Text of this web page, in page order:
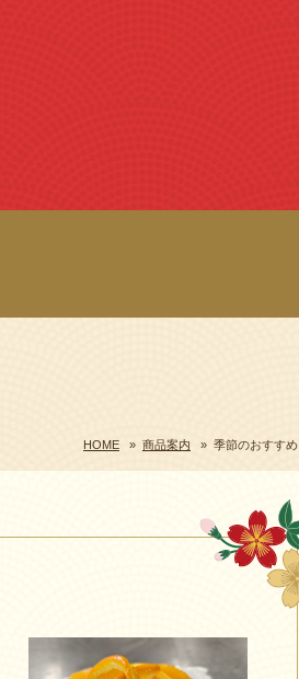
HOME » 商品案内 » 季節のおすすめ